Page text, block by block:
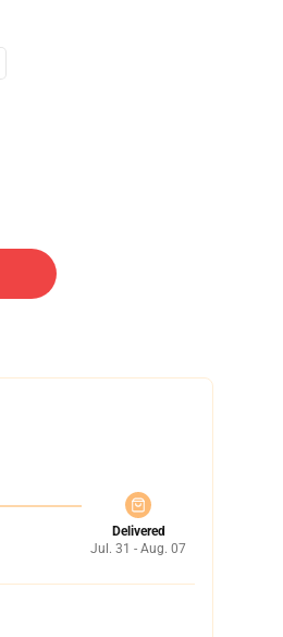
Delivered
Jul. 31 - Aug. 07